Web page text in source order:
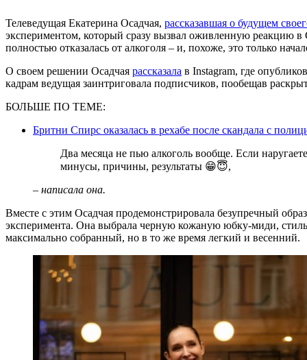
Телеведущая Екатерина Осадчая, рассказавшая о будущем
экспериментом, который сразу вызвал оживленную реакцию в
полностью отказалась от алкоголя – и, похоже, это только
О своем решении Осадчая рассказала в Instagram, где
кадрам ведущая заинтриговала подписчиков, пообещав
БОЛЬШЕ ПО ТЕМЕ:
Бритни Спирс оказалась в рехабе после скандала с
Два месяца не пью алкоголь вообще. Если наругаете, расскажу подробности — плюсы,
минусы, причины, результаты 😁😇,
– написала она.
Вместе с этим Осадчая продемонстрировала безупречный
эксперимента. Она выбрала черную кожаную юбку-миди,
максимально собранный, но в то же время легкий и весенний.